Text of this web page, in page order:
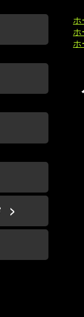
ホ
ホ
ホ